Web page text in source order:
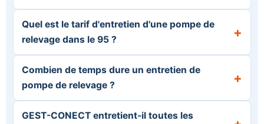
Quel est le tarif d'entretien d'une pompe de
relevage dans le 95 ?
Combien de temps dure un entretien de
pompe de relevage ?
GEST-CONECT entretient-il toutes les